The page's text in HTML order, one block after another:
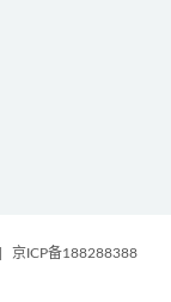
京ICP备188288388